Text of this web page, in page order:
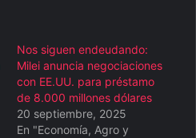
Nos siguen endeudando:
Milei anuncia negociaciones
con EE.UU. para préstamo
de 8.000 millones dólares
20 septiembre, 2025
En "Economía, Agro y